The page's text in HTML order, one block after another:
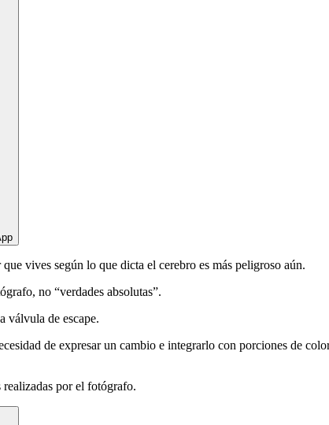
vives según lo que dicta el cerebro es más peligroso aún.
no “verdades absolutas”.
válvula de escape.
de expresar un cambio e integrarlo con porciones de
realizadas por el fotógrafo.